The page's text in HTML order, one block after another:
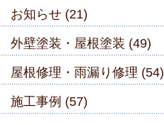
お知らせ (21)
外壁塗装・屋根塗装 (49)
屋根修理・雨漏り修理 (54)
施工事例 (57)